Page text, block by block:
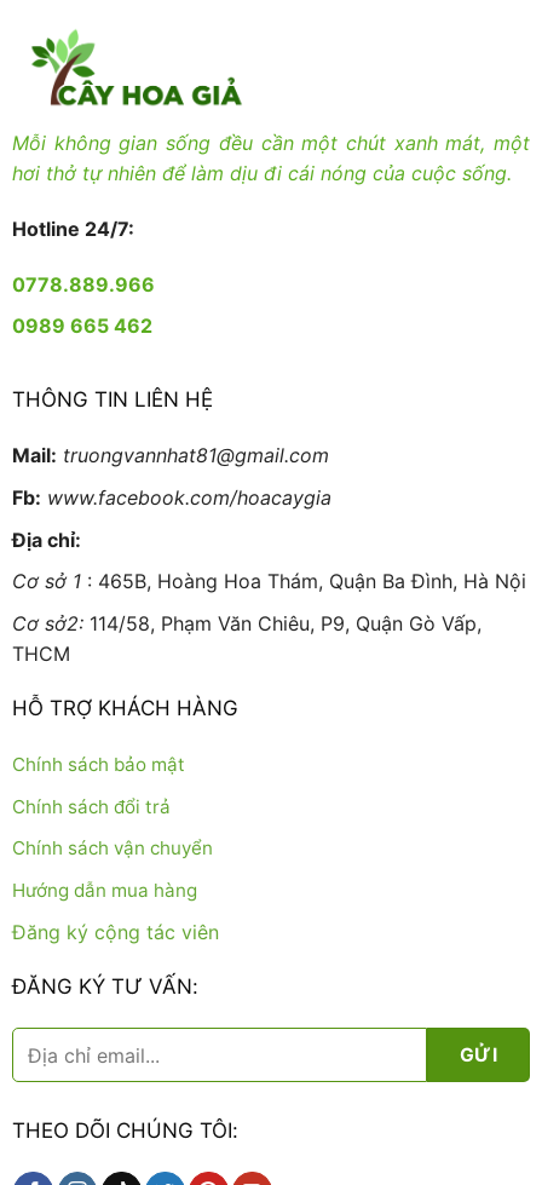
Mỗi không gian sống đều cần một chút xanh mát, một
hơi thở tự nhiên để làm dịu đi cái nóng của cuộc sống.
Hotline 24/7:
0778.889.966
0989 665 462
THÔNG TIN LIÊN HỆ
Mail: truongvannhat81@gmail.com
Fb: www.facebook.com/hoacaygia
Địa chỉ:
Cơ sở 1: 465B, Hoàng Hoa Thám, Quận Ba Đình, Hà Nội
Cơ sở2:114/58, Phạm Văn Chiêu, P9, Quận Gò Vấp,
THCM
HỖ TRỢ KHÁCH HÀNG
Chính sách bảo mật
Chính sách đổi trả
Chính sách vận chuyển
Hướng dẫn mua hàng
Đăng ký cộng tác viên
ĐĂNG KÝ TƯ VẤN:
THEO DÕI CHÚNG TÔI: